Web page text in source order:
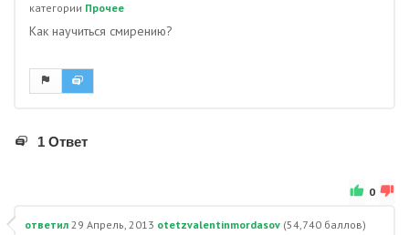
категории Прочее
Как научиться смирению?
1 Ответ
0
ответил 29 Апрель, 2013 otetzvalentinmordasov (54,740 баллов)